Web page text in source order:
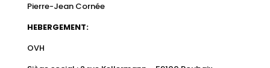
Pierre-Jean Cornée
HEBERGEMENT:
OVH